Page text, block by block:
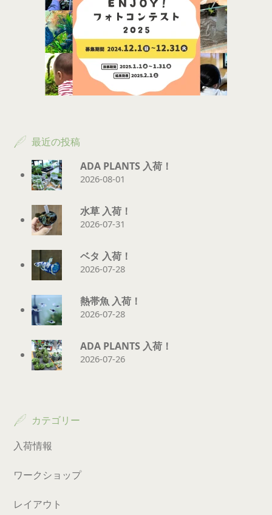
最近の投稿
ADA PLANTS 入荷！
2026-08-01
水草 入荷！
2026-07-31
ベタ 入荷！
2026-07-28
熱帯魚 入荷！
2026-07-28
ADA PLANTS 入荷！
2026-07-26
カテゴリー
入荷情報
ワークショップ
レイアウト